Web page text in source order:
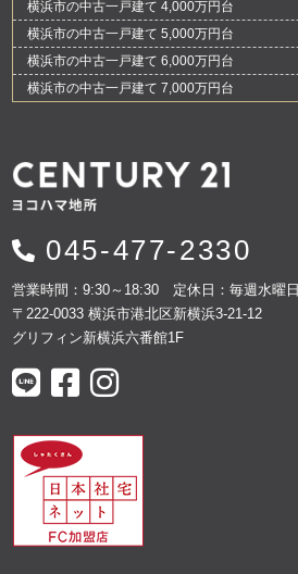
横浜市の中古一戸建て 4,000万円台
横浜市の中古一戸建て 5,000万円台
横浜市の中古一戸建て 6,000万円台
横浜市の中古一戸建て 7,000万円台
045-477-2330
営業時間：9:30～18:30 定休日：毎週水曜日
〒222-0033 横浜市港北区新横浜3-21-12
グリフィン新横浜六番館1F